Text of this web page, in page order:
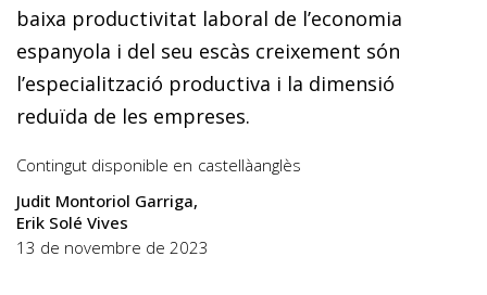
baixa productivitat laboral de l’economia
espanyola i del seu escàs creixement són
l’especialització productiva i la dimensió
reduïda de les empreses.
Contingut disponible en castellàanglès
Judit Montoriol Garriga
Erik Solé Vives
13 de novembre de 2023